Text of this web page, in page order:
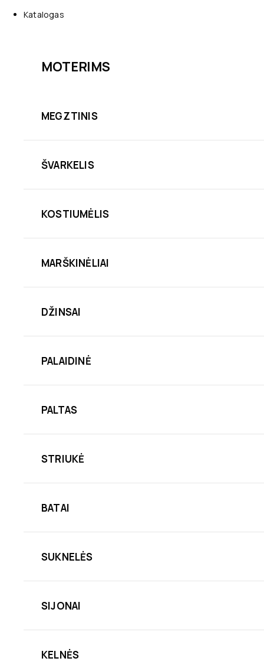
Katalogas
MOTERIMS
MEGZTINIS
ŠVARKELIS
KOSTIUMĖLIS
MARŠKINĖLIAI
DŽINSAI
PALAIDINĖ
PALTAS
STRIUKĖ
BATAI
SUKNELĖS
SIJONAI
KELNĖS